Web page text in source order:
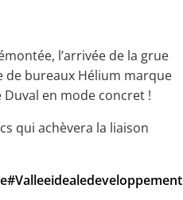
l’arrivée de la grue
de bureaux Hélium marque
en mode concret !
qui achèvera la liaison
#Valleeidealedeveloppement